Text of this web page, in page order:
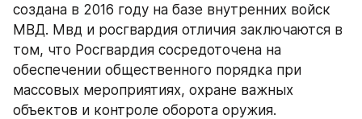
создана в 2016 году на базе внутренних войск
МВД. Мвд и росгвардия отличия заключаются в
том, что Росгвардия сосредоточена на
обеспечении общественного порядка при
массовых мероприятиях, охране важных
объектов и контроле оборота оружия.